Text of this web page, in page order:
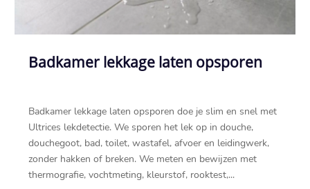
Badkamer lekkage laten opsporen
Badkamer lekkage laten opsporen doe je slim en snel met
Ultrices lekdetectie.​ We sporen het lek op in douche,
douchegoot, bad, toilet, wastafel, afvoer en leidingwerk,
zonder hakken of breken.​ We meten en bewijzen met
thermografie, vochtmeting, kleurstof, rooktest,...